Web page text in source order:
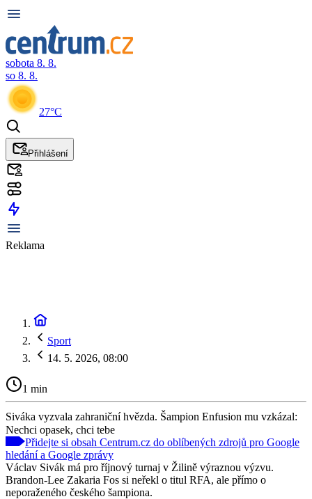
sobota 8. 8.
so 8. 8.
27°C
Přihlášení
Reklama
Sport
14. 5. 2026, 08:00
1 min
Siváka vyzvala zahraniční hvězda. Šampion Enfusion mu vzkázal:
Nechci opasek, chci tebe
Přidejte si obsah Centrum.cz do oblíbených zdrojů pro Google
hledání a Google zprávy
Václav Sivák má pro říjnový turnaj v Žilině výraznou výzvu.
Brandon-Lee Zakaria Fos si neřekl o titul RFA, ale přímo o
neporaženého českého šampiona.